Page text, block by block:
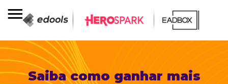
Saiba como ganhar mais